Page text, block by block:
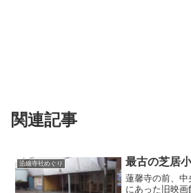
関連記事
沿線寺社めぐり 最古の芝居
蓮馨寺の前、中
にあった旧映